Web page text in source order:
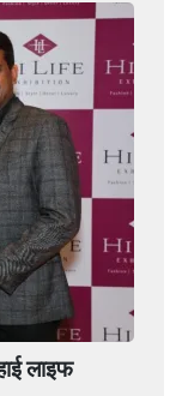
लाइफ